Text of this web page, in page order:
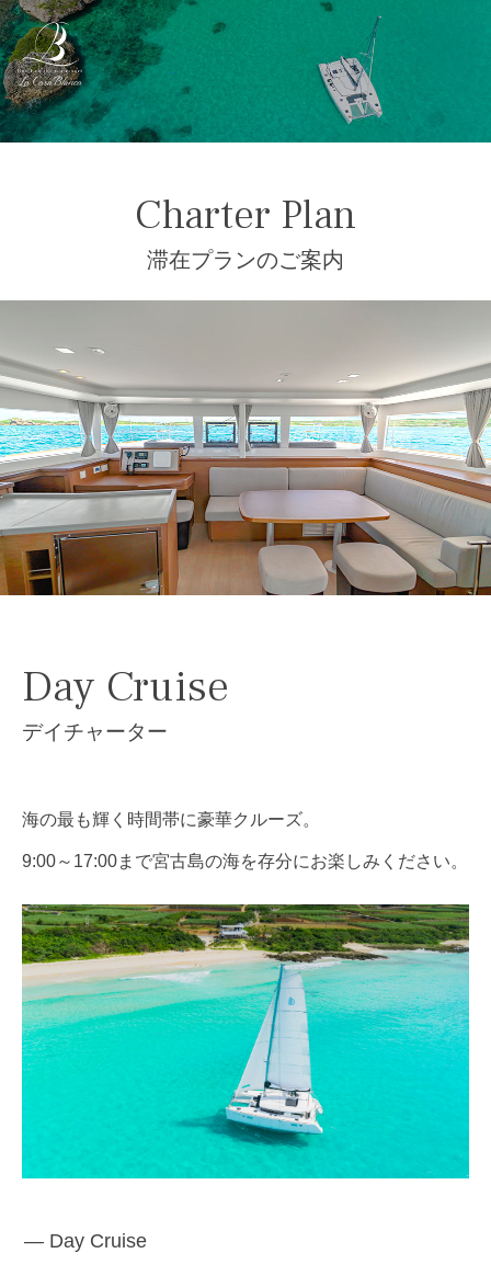
ご案内 INFORMATION
プラン
楽しみ方 ENJOY
お問い合わせ
Charter Plan
滞在プランのご案内
Day Cruise
デイチャーター
海の最も輝く時間帯に豪華クルーズ。
9:00～17:00まで宮古島の海を存分にお楽しみください。
― Day Cruise